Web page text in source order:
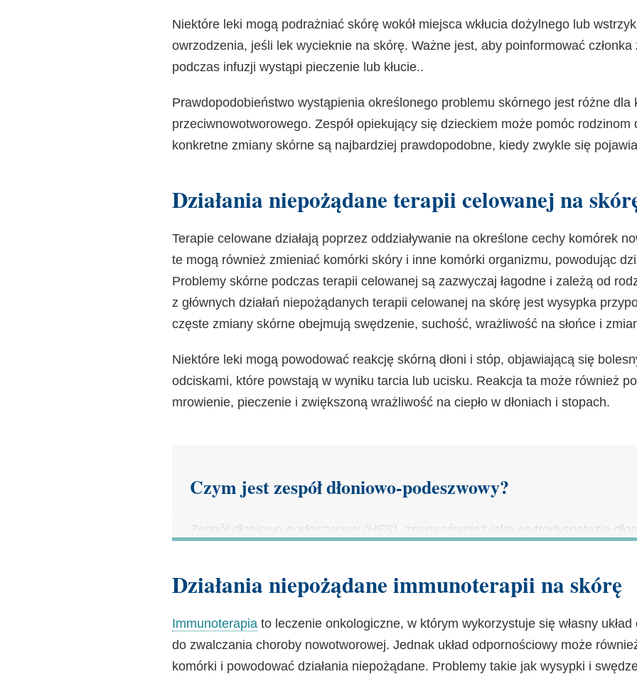
Niektóre leki mogą podrażniać skórę wokół miejsca wkłucia dożylnego lub
owrzodzenia, jeśli lek wycieknie na skórę. Ważne jest, aby poinformować członka
podczas infuzji wystąpi pieczenie lub kłucie..
Prawdopodobieństwo wystąpienia określonego problemu skórnego jest różne dla
przeciwnowotworowego. Zespół opiekujący się dzieckiem może pomóc rodzinom
konkretne zmiany skórne są najbardziej prawdopodobne, kiedy zwykle się
Działania niepożądane terapii celowanej na
Terapie celowane działają poprzez oddziaływanie na określone cechy komórek
te mogą również zmieniać komórki skóry i inne komórki organizmu, powodując
Problemy skórne podczas terapii celowanej są zazwyczaj łagodne i zależą od
z głównych działań niepożądanych terapii celowanej na skórę jest wysypka
częste zmiany skórne obejmują swędzenie, suchość, wrażliwość na słońce i
Niektóre leki mogą powodować reakcję skórną dłoni i stóp, objawiającą się
odciskami, które powstają w wyniku tarcia lub ucisku. Reakcja ta może również
mrowienie, pieczenie i zwiększoną wrażliwość na ciepło w dłoniach i stopach.
Czym jest zespół dłoniowo-podeszwowy?
Zespół dłoniowo-podeszwowy (HFS), znany również jako erytrodysestezja
ten może być łagodny lub ciężki. W ciężkich przypadkach zespół dłoniowo-
bardzo bolesny i utrudniać chodzenie lub chwytanie przedmiotów.
Działania niepożądane immunoterapii na skórę
Immunoterapia to leczenie onkologiczne, w którym wykorzystuje się własny
do zwalczania choroby nowotworowej. Jednak układ odpornościowy może
komórki i powodować działania niepożądane. Problemy takie jak wysypki i